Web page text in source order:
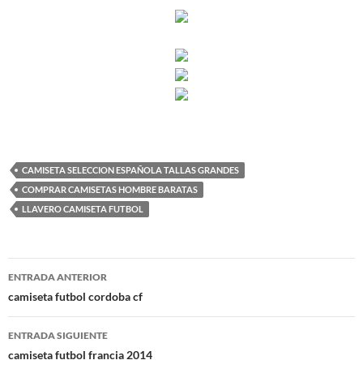
CAMISETA SELECCION ESPAÑOLA TALLAS GRANDES
COMPRAR CAMISETAS HOMBRE BARATAS
LLAVERO CAMISETA FUTBOL
Navegación
de
entradas
ENTRADA ANTERIOR
camiseta futbol cordoba cf
ENTRADA SIGUIENTE
camiseta futbol francia 2014